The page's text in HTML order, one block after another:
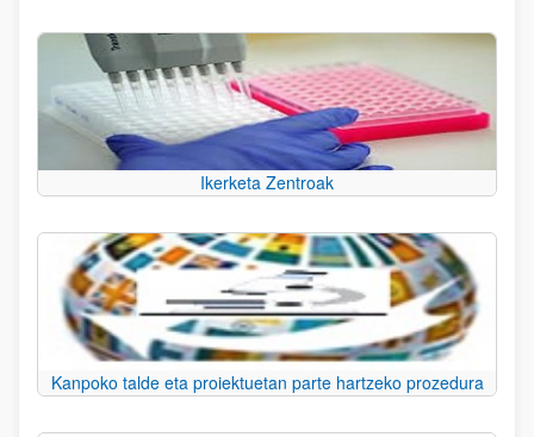
Ikerketa Zentroak
Kanpoko talde eta proiektuetan parte hartzeko prozedura